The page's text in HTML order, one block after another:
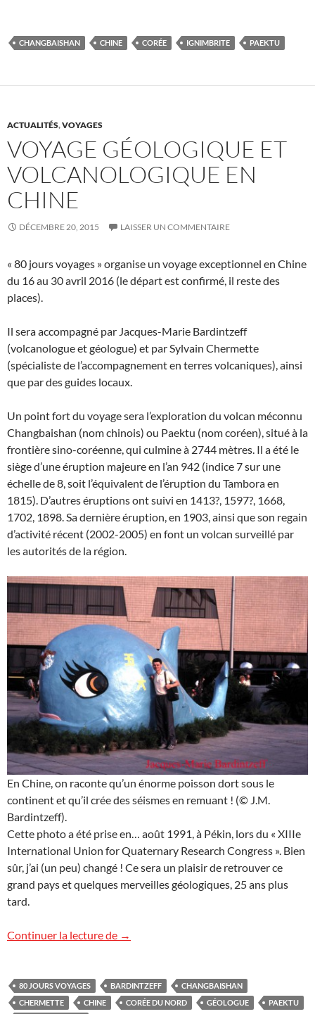
CHANGBAISHAN CHINE CORÉE IGNIMBRITE PAEKTU
ACTUALITÉS,VOYAGES
VOYAGE GÉOLOGIQUE ET
VOLCANOLOGIQUE EN
CHINE
DÉCEMBRE 20, 2015 LAISSER UN COMMENTAIRE
« 80 jours voyages » organise un voyage exceptionnel en Chine
du 16 au 30 avril 2016 (le départ est confirmé, il reste des
places).
Il sera accompagné par Jacques-Marie Bardintzeff
(volcanologue et géologue) et par Sylvain Chermette
(spécialiste de l’accompagnement en terres volcaniques), ainsi
que par des guides locaux.
Un point fort du voyage sera l’exploration du volcan méconnu
Changbaishan (nom chinois) ou Paektu (nom coréen), situé à la
frontière sino-coréenne, qui culmine à 2744 mètres. Il a été le
siège d’une éruption majeure en l’an 942 (indice 7 sur une
échelle de 8, soit l’équivalent de l’éruption du Tambora en
1815). D’autres éruptions ont suivi en 1413?, 1597?, 1668,
1702, 1898. Sa dernière éruption, en 1903, ainsi que son regain
d’activité récent (2002-2005) en font un volcan surveillé par
les autorités de la région.
En Chine, on raconte qu’un énorme poisson dort sous le
continent et qu’il crée des séismes en remuant ! (© J.M.
Bardintzeff).
Cette photo a été prise en… août 1991, à Pékin, lors du « XIIIe
International Union for Quaternary Research Congress ». Bien
sûr, j’ai (un peu) changé ! Ce sera un plaisir de retrouver ce
grand pays et quelques merveilles géologiques, 25 ans plus
tard.
Continuer la lecture de Voyage géologique et volcanologique
→
80 JOURS VOYAGES BARDINTZEFF
CHANGBAISHAN
CHERMETTE
CHINE CORÉE DU NORD GÉOLOGUE PAEKTU